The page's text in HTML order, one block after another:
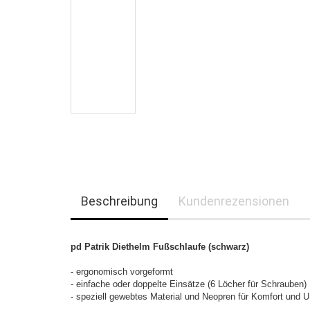
Beschreibung Kundenrezensionen
pd Patrik Diethelm Fußschlaufe (schwarz)
- ergonomisch vorgeformt
- einfache oder doppelte Einsätze (6 Löcher für Schrauben)
- speziell gewebtes Material und Neopren für Komfort und